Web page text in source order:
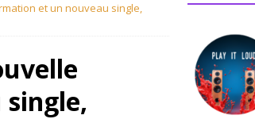
et un nouveau single,